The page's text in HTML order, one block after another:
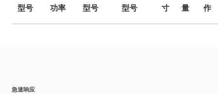
型号 功率 型号 型号 寸 量 作
急速响应